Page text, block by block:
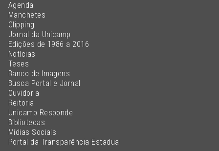
Agenda
Manchetes
Clipping
Jornal da Unicamp
Edições de 1986 a 2016
Notícias
Teses
Banco de Imagens
Busca Portal e Jornal
Ouvidoria
Reitoria
Unicamp Responde
Bibliotecas
Mídias Sociais
Portal da Transparência Estadual